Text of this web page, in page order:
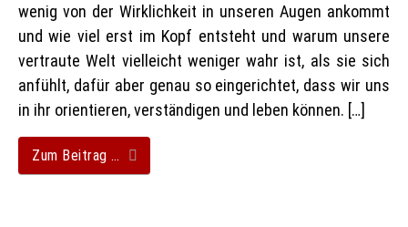
wenig von der Wirklichkeit in unseren Augen ankommt
und wie viel erst im Kopf entsteht und warum unsere
vertraute Welt vielleicht weniger wahr ist, als sie sich
anfühlt, dafür aber genau so eingerichtet, dass wir uns
in ihr orientieren, verständigen und leben können. […]
Zum Beitrag …